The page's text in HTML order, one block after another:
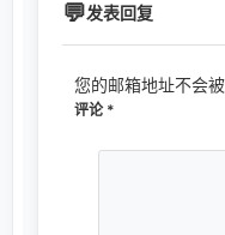
发表回复
您的邮箱地址不会被
评论 *